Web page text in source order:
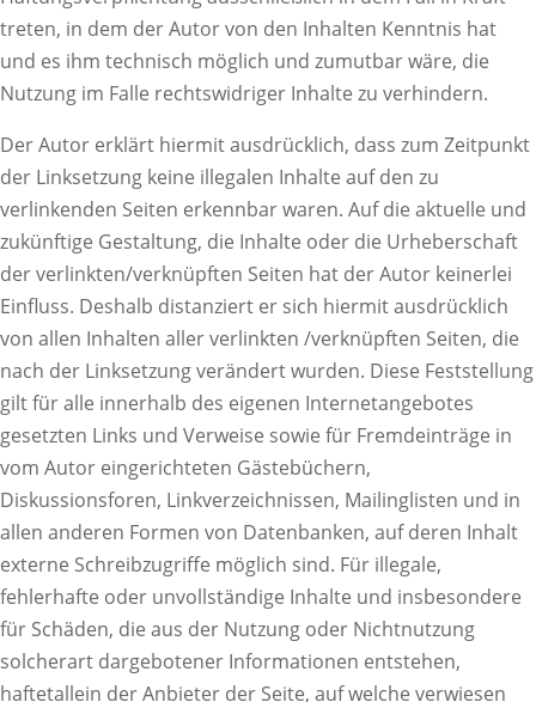
treten, in dem der Autor von den Inhalten Kenntnis hat
und es ihm technisch möglich und zumutbar wäre, die
Nutzung im Falle rechtswidriger Inhalte zu verhindern.
Der Autor erklärt hiermit ausdrücklich, dass zum Zeitpunkt
der Linksetzung keine illegalen Inhalte auf den zu
verlinkenden Seiten erkennbar waren. Auf die aktuelle und
zukünftige Gestaltung, die Inhalte oder die Urheberschaft
der verlinkten/verknüpften Seiten hat der Autor keinerlei
Einfluss. Deshalb distanziert er sich hiermit ausdrücklich
von allen Inhalten aller verlinkten /verknüpften Seiten, die
nach der Linksetzung verändert wurden. Diese Feststellung
gilt für alle innerhalb des eigenen Internetangebotes
gesetzten Links und Verweise sowie für Fremdeinträge in
vom Autor eingerichteten Gästebüchern,
Diskussionsforen, Linkverzeichnissen, Mailinglisten und in
allen anderen Formen von Datenbanken, auf deren Inhalt
externe Schreibzugriffe möglich sind. Für illegale,
fehlerhafte oder unvollständige Inhalte und insbesondere
für Schäden, die aus der Nutzung oder Nichtnutzung
solcherart dargebotener Informationen entstehen,
haftetallein der Anbieter der Seite, auf welche verwiesen